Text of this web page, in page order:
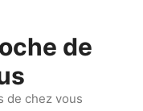
de
de chez vous